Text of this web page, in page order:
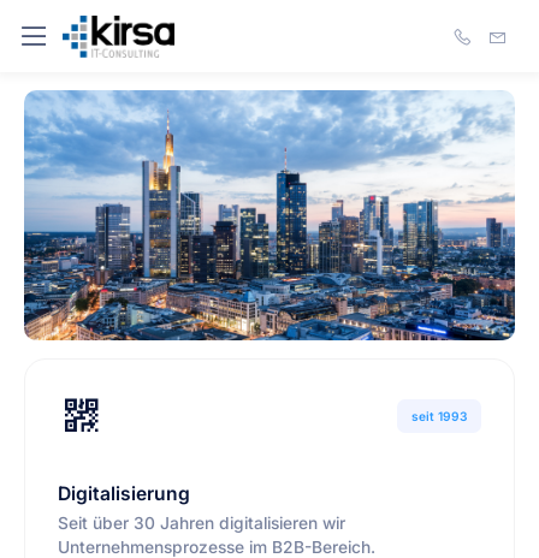
seit 1993
Digitalisierung
Seit über 30 Jahren digitalisieren wir
Unternehmensprozesse im B2B-Bereich.